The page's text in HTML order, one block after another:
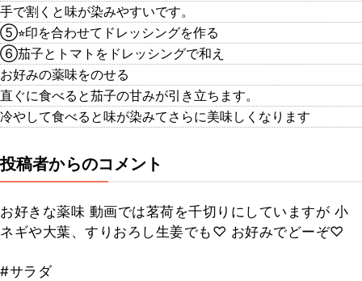
手で割くと味が染みやすいです。
⑤⭐︎印を合わせてドレッシングを作る
⑥茄子とトマトをドレッシングで和え
お好みの薬味をのせる
直ぐに食べると茄子の甘みが引き立ちます。
冷やして食べると味が染みてさらに美味しくなります
投稿者からのコメント
お好きな薬味 動画では茗荷を千切りにしていますが 小
ネギや大葉、すりおろし生姜でも♡ お好みでどーぞ♡
#サラダ